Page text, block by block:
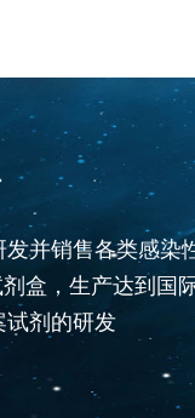
并销售各类感
盒，生产达到国
试剂的研发